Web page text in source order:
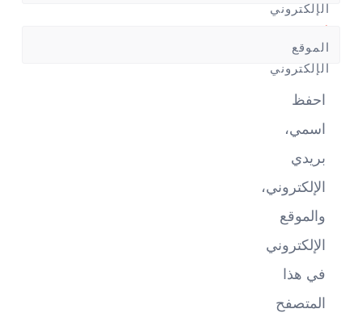
الإلكتروني
*
الموقع
الإلكتروني
احفظ
اسمي،
بريدي
الإلكتروني،
والموقع
الإلكتروني
في هذا
المتصفح